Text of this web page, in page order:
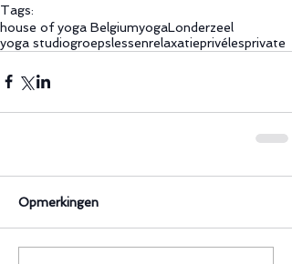
Tags:
house of yoga BelgiumyogaLonderzeel
yoga studiogroepslessenrelaxatieprivélesprivate
Opmerkingen